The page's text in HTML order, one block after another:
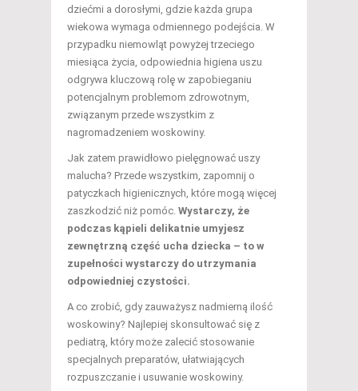
dziećmi a dorosłymi, gdzie każda grupa
wiekowa wymaga odmiennego podejścia. W
przypadku niemowląt powyżej trzeciego
miesiąca życia, odpowiednia higiena uszu
odgrywa kluczową rolę w zapobieganiu
potencjalnym problemom zdrowotnym,
związanym przede wszystkim z
nagromadzeniem woskowiny.
Jak zatem prawidłowo pielęgnować uszy
malucha? Przede wszystkim, zapomnij o
patyczkach higienicznych, które mogą więcej
zaszkodzić niż pomóc. Wystarczy, że
podczas kąpieli delikatnie umyjesz
zewnętrzną część ucha dziecka – to w
zupełności wystarczy do utrzymania
odpowiedniej czystości.
A co zrobić, gdy zauważysz nadmierną ilość
woskowiny? Najlepiej skonsultować się z
pediatrą, który może zalecić stosowanie
specjalnych preparatów, ułatwiających
rozpuszczanie i usuwanie woskowiny.